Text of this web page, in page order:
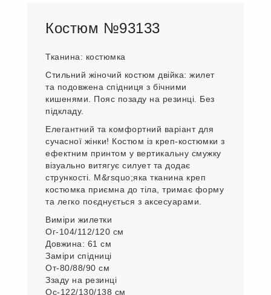
Костюм №93133
Тканина: костюмка
Стильний жіночий костюм двійка: жилет
та подовжена спідниця з бічними
кишенями. Пояс позаду на резинці. Без
підкладу.
Елегантний та комфортний варіант для
сучасної жінки! Костюм із креп-костюмки з
ефектним принтом у вертикальну смужку
візуально витягує силует та додає
стрункості. М&rsquo;яка тканина креп
костюмка приємна до тіла, тримає форму
та легко поєднується з аксесуарами.
Виміри жилетки
Ог-104/112/120 см
Довжина: 61 см
Заміри спідниці
От-80/88/90 см
Ззаду на резинці
Ос-122/130/138 см